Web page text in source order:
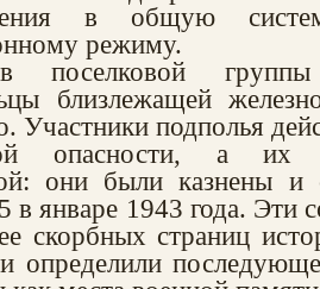
в общую
режиму.
поселковой
близлежащей
Участники подполья
опасности, а их
они были казнены
январе 1943 года. Эти
скорбных страниц
определили